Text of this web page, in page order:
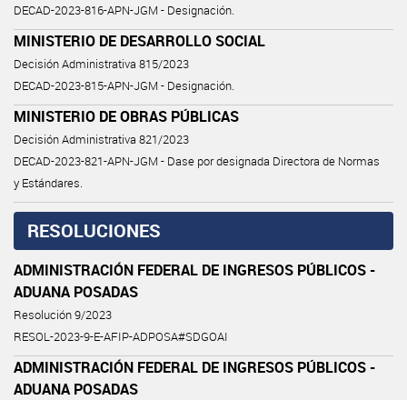
DECAD-2023-816-APN-JGM - Designación.
MINISTERIO DE DESARROLLO SOCIAL
Decisión Administrativa 815/2023
DECAD-2023-815-APN-JGM - Designación.
MINISTERIO DE OBRAS PÚBLICAS
Decisión Administrativa 821/2023
DECAD-2023-821-APN-JGM - Dase por designada Directora de Normas
y Estándares.
RESOLUCIONES
ADMINISTRACIÓN FEDERAL DE INGRESOS PÚBLICOS -
ADUANA POSADAS
Resolución 9/2023
RESOL-2023-9-E-AFIP-ADPOSA#SDGOAI
ADMINISTRACIÓN FEDERAL DE INGRESOS PÚBLICOS -
ADUANA POSADAS